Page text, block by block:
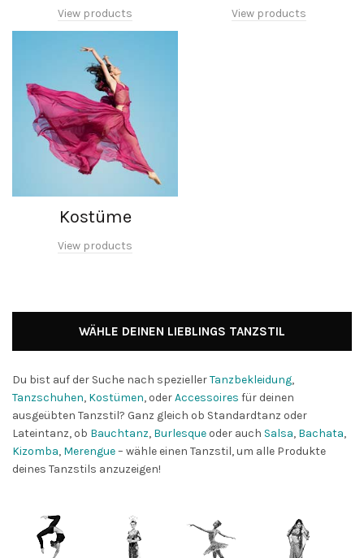
View products View products
Kostüme
View products
WÄHLE DEINEN LIEBLINGS TANZSTIL
Du bist auf der Suche nach speziellerTanzbekleidung,
Tanzschuhen, Kostümen, oderAccessoires für deinen
ausgeübten Tanzstil? Ganz gleich ob Standardtanz oder
Lateintanz, ob Bauchtanz, Burlesque oder auch Salsa, Bachata,
Kizomba, Merengue– wähle einen Tanzstil, um alle Produkte
deines Tanzstils anzuzeigen!